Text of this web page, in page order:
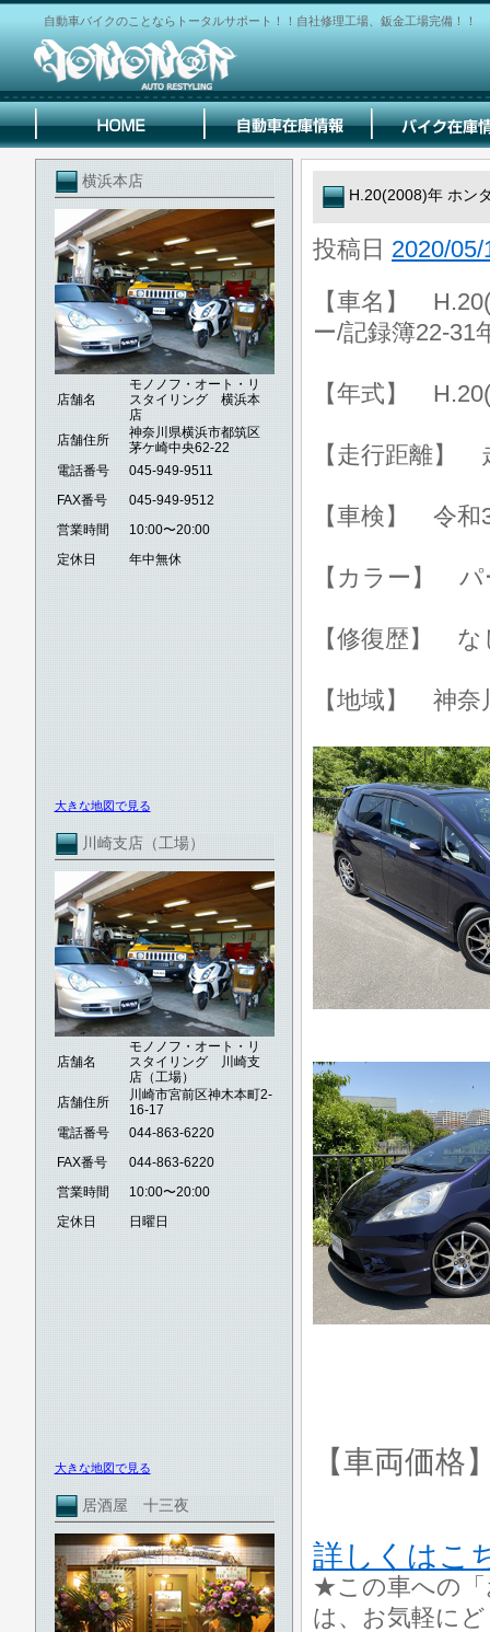
自動車バイクのことならトータルサポート！！自社修理工場、鈑金工場完備！！
横浜本店
店舗名
モノノフ・オート・リ
スタイリング 横浜本
店
店舗住所
神奈川県横浜市都筑区
茅ケ崎中央62-22
電話番号
045-949-9511
FAX番号
045-949-9512
営業時間
10:00〜20:00
定休日
年中無休
大きな地図で見る
川崎支店（工場）
店舗名
モノノフ・オート・リ
スタイリング 川崎支
店（工場）
店舗住所
川崎市宮前区神木本町2-
16-17
電話番号
044-863-6220
FAX番号
044-863-6220
営業時間
10:00〜20:00
定休日
日曜日
大きな地図で見る
居酒屋 十三夜
H.20(2008)年 ホン
投稿日 2020/05/
【車名】
ー/記録簿22-31
【年式】
【走行距離】
【車検】 令和
【カラー】
【修復歴】 な
【地域】 神奈
【車両価格
詳しくはこ
★この車への「
は、お気軽に